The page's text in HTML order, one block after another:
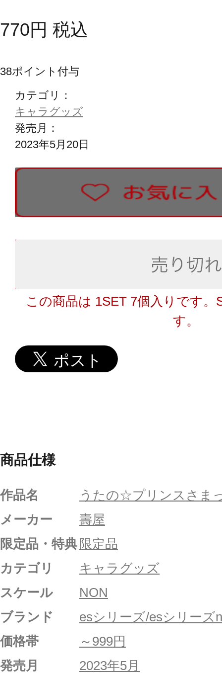
770円 税込
38ポイント付与
カテゴリ：
キャラグッズ
発売月：
2023年5月20日
この商品は 1SET 7個入りです
す。
商品仕様
作品名
うたの☆プリンスさま
メーカー
壽屋
限定品・特典 限定品
カテゴリ
キャラグッズ
スケール
NON
ブランド
esシリーズ/esシリーズ
価格帯
～999円
発売月
2023年5月